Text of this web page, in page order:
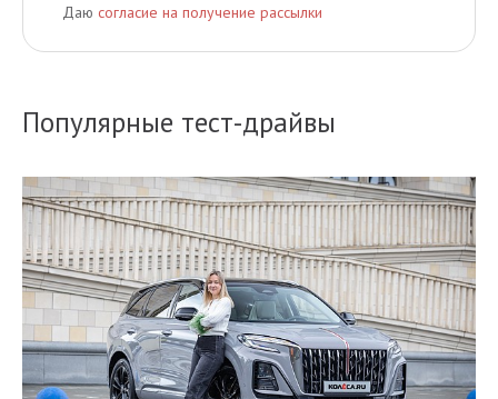
Даю согласие на получение рассылки
Популярные тест-драйвы